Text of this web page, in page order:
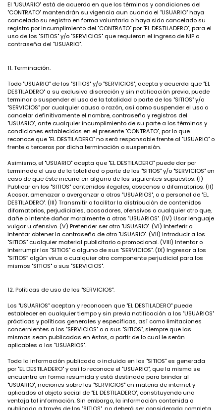
El "USUARIO" está de acuerdo en que los términos y condiciones del
"CONTRATO" mantendrán su vigencia aun cuando el "USUARIO" haya
cancelado su registro en forma voluntaria o haya sido cancelado su
registro por incumplimiento del "CONTRATO" por "EL DESTILADERO", para el
uso de los "SITIOS" y/o "SERVICIOS" que requieran el ingreso de NIP o
contraseña del "USUARIO".
11. Terminación.
Todo "USUARIO" de los "SITIOS" y/o "SERVICIOS", acepta y acuerda que "EL
DESTILADERO" a su exclusiva discreción y sin notificación previa, puede
terminar o suspender el uso de la totalidad o parte de los "SITIOS" y/o
"SERVICIOS" por cualquier causa o razón, así como suspender el uso o
cancelar definitivamente el nombre, contraseña y registros del
"USUARIO", ante cualquier incumplimiento de su parte a los términos y
condiciones establecidos en el presente "CONTRATO", por lo que
reconoce que "EL DESTILADERO" no será responsable frente al "USUARIO" o
frente a terceros por dicha terminación o suspensión.
Asimismo, el "USUARIO" acepta que "EL DESTILADERO" puede dar por
terminado el uso de la totalidad o parte de los "SITIOS" y/o "SERVICIOS" en
caso de que éste incurra en alguno de los siguientes supuestos: (I)
Publicar en los "SITIOS" contenidos ilegales, obscenos o difamatorios. (II)
Acosar, amenazar o avergonzar a otros "USUARIOS", o a personal de "EL
DESTILADERO". (III) Transmitir o facilitar la distribución de contenidos
difamatorios, perjudiciales, acosadores, ofensivos o cualquier otro que,
dañe o intente dañar moralmente a otros "USUARIOS". (IV) Usar lenguaje
vulgar u ofensivo. (V) Pretender ser otro "USUARIO". (VI) Interferir o
intentar obtener la contraseña de otro "USUARIO". (VII) Introducir a los
"SITIOS" cualquier material publicitario o promocional. (VIII) Intentar o
interrumpir los "SITIOS" o alguno de sus "SERVICIOS". (IX) Ingresar a los
"SITIOS” algún virus o cualquier otro componente perjudicial para los
mismos "SITIOS" o sus "SERVICIOS".
12. Políticas de uso de los "SERVICIOS".
Los "USUARIOS" aceptan y reconocen que "EL DESTILADERO" puede
establecer en cualquier tiempo y sin previa notificación a los "USUARIOS"
prácticas y políticas generales y específicas, así como limitaciones
concernientes a los "SERVICIOS" o a sus "SITIOS", siempre que las
mismas sean publicadas en éstos, a partir de lo cual le serán
aplicables a los "USUARIOS".
Toda la información publicada o incluida en los "SITIOS" es generada
por "EL DESTILADERO" y así lo reconoce el "USUARIO", que la misma se
encuentra en forma resumida y está destinada para brindar al
"USUARIO", nociones sobre los "SERVICIOS" en materia de internet y
aplicados al objeto social de "EL DESTILADERO", constituyendo una
ventaja tal información. Sin embargo, la información contenida o